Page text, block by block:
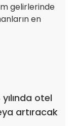
gelirlerinde
en
otel
artıracak